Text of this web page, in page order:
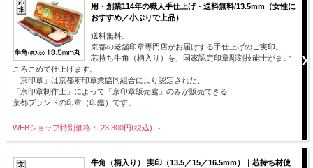
用・創業114年の職人手仕上げ・送料無料/13.5mm（女性に
おすすめ／小ぶりで上品）
送料無料。
京都の老舗印章専門店がお届けする手仕上げのご実印。
芯持ち牛角（柄入り）を、国家認定印章彫刻技能士がまご
ころこめて仕上げます。
「京印章」は京都府印章業協同組合により認定された、
「京印章制作士」によって「京印章販売處」のみが販売できる
京都ブランドの印章（印鑑）です。
WEBショップ特別価格： 23,300円(税込) ～
牛角（柄入り） 実印（13.5／15／16.5mm）｜芯持ち材使